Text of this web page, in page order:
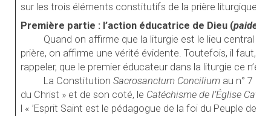
sur les trois éléments constitutifs de la prière liturgique.
Première partie : l’action éducatrice de Dieu (paideia
Quand on affirme que la liturgie est le lieu central
prière, on affirme une vérité évidente. Toutefois, il faut, il
rappeler, que le premier éducateur dans la liturgie ce n’est
La Constitution Sacrosanctum Conciliumau n° 7
du Christ » et de son coté, le Catéchisme de l’Église
l « ’Esprit Saint est le pédagogue de la foi du Peuple de